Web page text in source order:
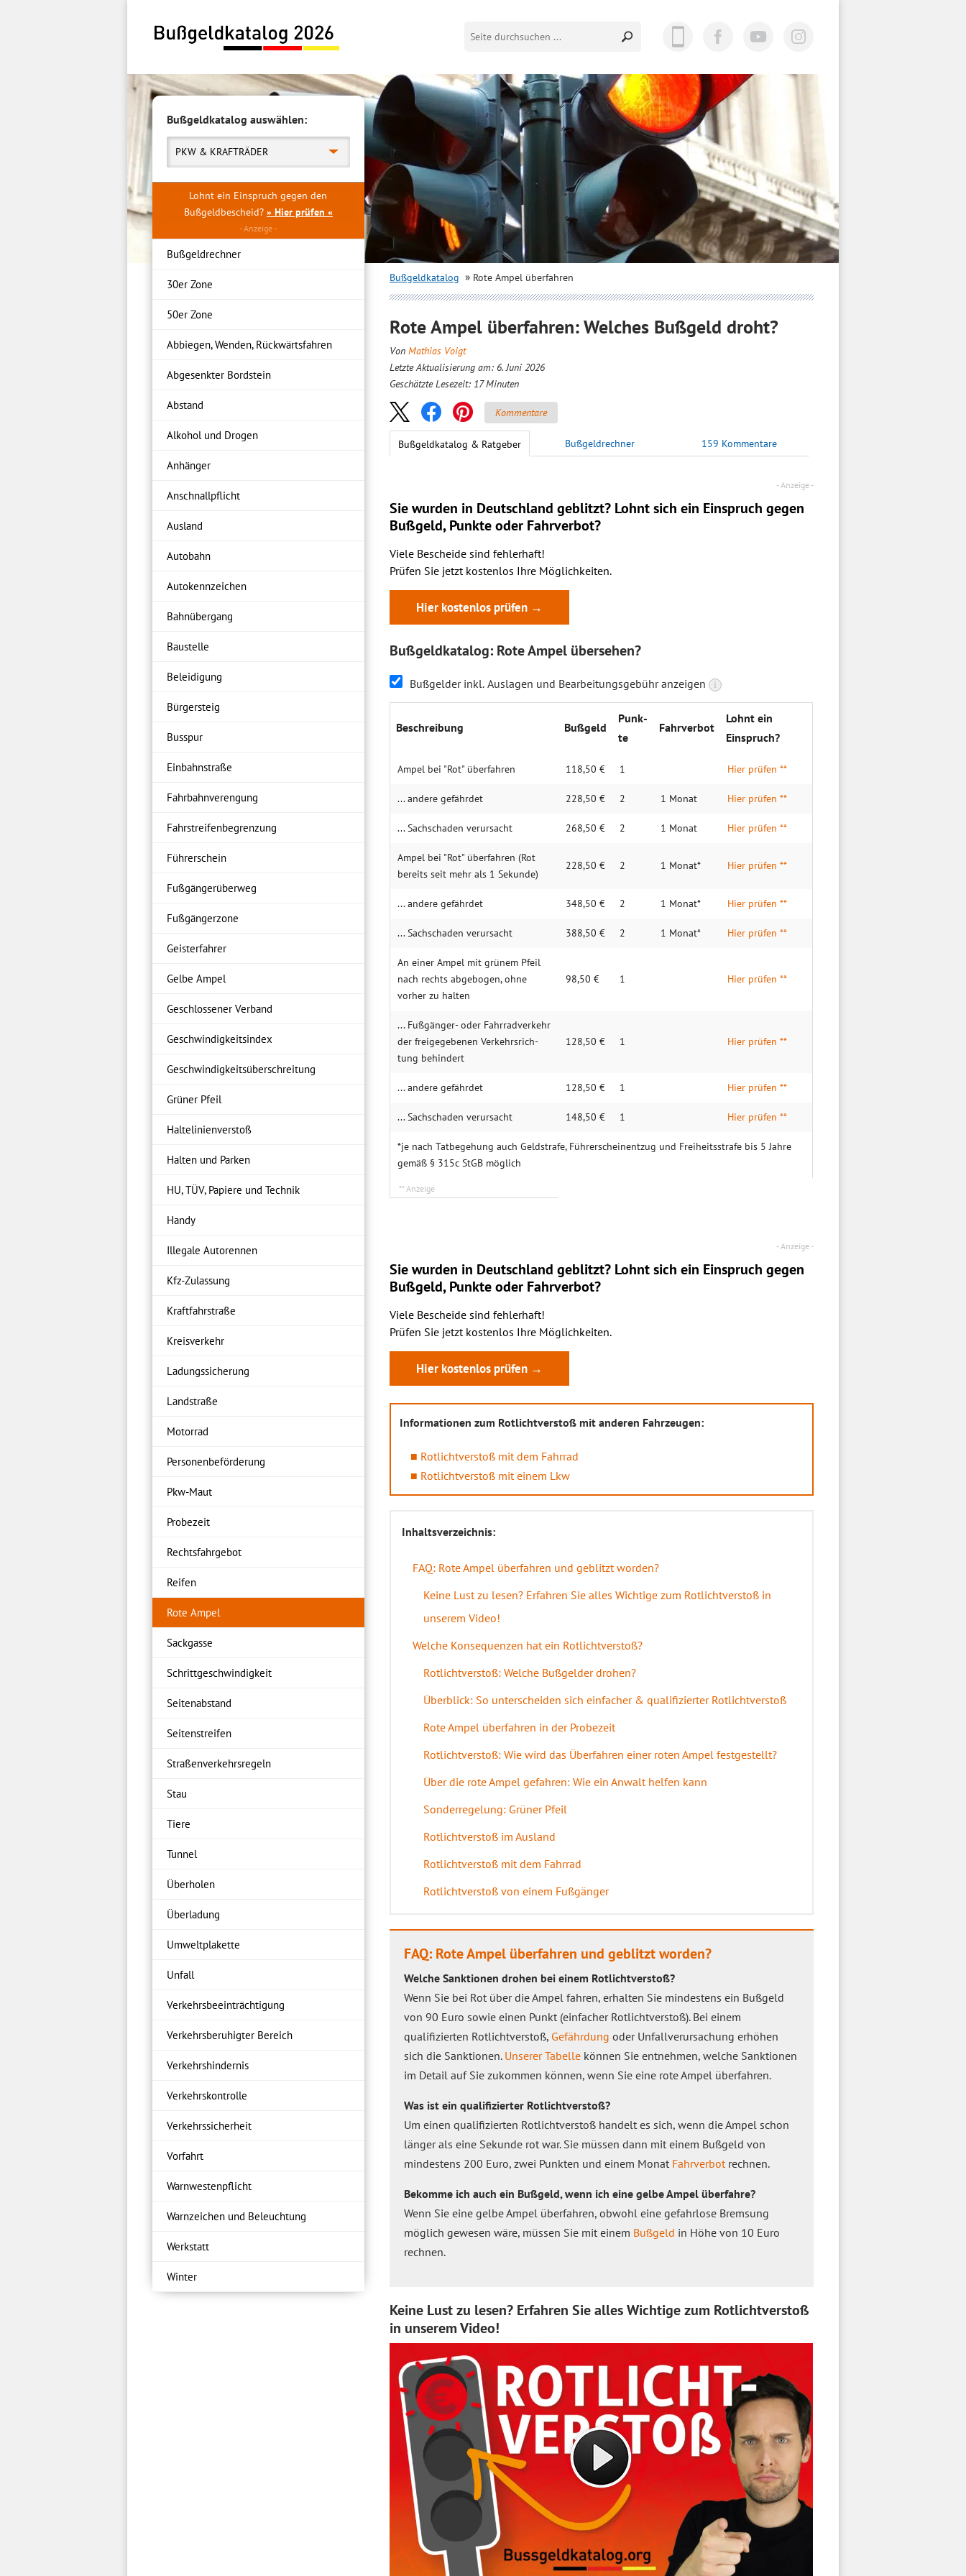
Bußgeldkatalog auswählen:
PKW & KRAFTRÄDER
Lohnt ein Einspruch gegen den
Bußgeldbescheid? » Hier prüfen «
Bußgeldrechner
30er Zone
50er Zone
Abbiegen, Wenden, Rückwärtsfahren
Abgesenkter Bordstein
Abstand
Alkohol und Drogen
Anhänger
Anschnallpflicht
Ausland
Autobahn
Autokennzeichen
Bahnübergang
Baustelle
Beleidigung
Bürgersteig
Busspur
Einbahnstraße
Fahrbahnverengung
Fahrstreifenbegrenzung
Führerschein
Fußgängerüberweg
Fußgängerzone
Geisterfahrer
Gelbe Ampel
Geschlossener Verband
Geschwindigkeitsindex
Geschwindigkeitsüberschreitung
Grüner Pfeil
Haltelinienverstoß
Halten und Parken
HU, TÜV, Papiere und Technik
Handy
Illegale Autorennen
Kfz-Zulassung
Kraftfahrstraße
Kreisverkehr
Ladungssicherung
Landstraße
Motorrad
Personenbeförderung
Pkw-Maut
Probezeit
Rechtsfahrgebot
Reifen
Rote Ampel
Sackgasse
Schrittgeschwindigkeit
Seitenabstand
Seitenstreifen
Straßenverkehrsregeln
Stau
Tiere
Tunnel
Überholen
Überladung
Umweltplakette
Unfall
Verkehrsbeeinträchtigung
Verkehrsberuhigter Bereich
Verkehrshindernis
Verkehrskontrolle
Verkehrssicherheit
Vorfahrt
Warnwestenpflicht
Warnzeichen und Beleuchtung
Werkstatt
Winter
Bußgeldkatalog Rote Ampel überfahren
Rote Ampel überfahren: Welches Bußgeld droht?
Von Mathias Voigt
Letzte Aktualisierung am: 6. Juni 2026
Geschätzte Lesezeit: 17 Minuten
Kommentare
Bußgeldkatalog & Ratgeber Bußgeldrechner 159 Kommentare
Sie wurden in Deutschland geblitzt? Lohnt sich ein Einspruch gegen
Bußgeld, Punkte oder Fahrverbot?
Viele Bescheide sind fehlerhaft!
Prüfen Sie jetzt kostenlos Ihre Möglichkeiten.
Hier kostenlos prüfen →
Bußgeldkatalog: Rote Ampel übersehen?
Bußgelder inkl. Auslagen und Bearbeitungsgebühr anzeigen i
Beschrei­bung Buß­geld
Punk­
te
Fahrverbot
Lohnt ein
Einspruch?
Ampel bei "Rot" über­fahren 118,50 € 1 Hier prüfen **
... andere gefährdet 228,50 € 2 1 Monat Hier prüfen **
... Sachschaden verursacht 268,50 € 2 1 Monat Hier prüfen **
Am­pel bei "Rot" über­fahren (Rot
bereits seit mehr als 1 Sek­unde)
228,50 € 2 1 Monat* Hier prüfen **
... andere gefährdet 348,50 € 2 1 Monat* Hier prüfen **
... Sach­schaden verur­sacht 388,50 € 2 1 Monat* Hier prüfen **
An einer Ampel mit grünem Pfeil
nach rechts abge­bogen, ohne
vorher zu halten
98,50 € 1 Hier prüfen **
... Fuß­gänger- oder Fahr­rad­ver­kehr
der frei­gege­benen Ver­kehrs­rich­
tung behin­dert
128,50 € 1 Hier prüfen **
... andere gefährdet 128,50 € 1 Hier prüfen **
... Sach­schaden verur­sacht 148,50 € 1 Hier prüfen **
*je nach Tatbegehung auch Geldstrafe, Führerscheinentzug und Freiheitsstrafe bis 5 Jahre
gemäß § 315c StGB möglich
Sie wurden in Deutschland geblitzt? Lohnt sich ein Einspruch gegen
Bußgeld, Punkte oder Fahrverbot?
Viele Bescheide sind fehlerhaft!
Prüfen Sie jetzt kostenlos Ihre Möglichkeiten.
Hier kostenlos prüfen →
Informationen zum Rotlichtverstoß mit anderen Fahrzeugen:
Rotlichtverstoß mit dem Fahrrad
Rotlichtverstoß mit einem Lkw
Inhaltsverzeichnis:
FAQ: Rote Ampel überfahren und geblitzt worden?
Keine Lust zu lesen? Erfahren Sie alles Wichtige zum Rotlichtverstoß in
unserem Video!
Welche Konsequenzen hat ein Rotlichtverstoß?
Rotlichtverstoß: Welche Bußgelder drohen?
Überblick: So unterscheiden sich einfacher & qualifizierter Rotlichtverstoß
Rote Ampel überfahren in der Probezeit
Rotlichtverstoß: Wie wird das Überfahren einer roten Ampel festgestellt?
Über die rote Ampel gefahren: Wie ein Anwalt helfen kann
Sonderregelung: Grüner Pfeil
Rotlichtverstoß im Ausland
Rotlichtverstoß mit dem Fahrrad
Rotlichtverstoß von einem Fußgänger
FAQ: Rote Ampel überfahren und geblitzt worden?
Welche Sanktionen drohen bei einem Rotlichtverstoß?
Wenn Sie bei Rot über die Ampel fahren, erhalten Sie mindestens ein Bußgeld
von 90 Euro sowie einen Punkt (einfacher Rotlichtverstoß). Bei einem
qualifizierten Rotlichtverstoß, Gefährdung oder Unfallverursachung erhöhen
sich die Sanktionen. Unserer Tabellekönnen Sie entnehmen, welche Sanktionen
im Detail auf Sie zukommen können, wenn Sie eine rote Ampel überfahren.
Was ist ein qualifizierter Rotlichtverstoß?
Um einen qualifizierten Rotlichtverstoß handelt es sich, wenn die Ampel schon
länger als eine Sekunde rot war. Sie müssen dann mit einem Bußgeld von
mindestens 200 Euro, zwei Punkten und einem Monat Fahrverbotrechnen.
Bekomme ich auch ein Bußgeld, wenn ich eine gelbe Ampel überfahre?
Wenn Sie eine gelbe Ampel überfahren, obwohl eine gefahrlose Bremsung
möglich gewesen wäre, müssen Sie mit einem Bußgeld in Höhe von 10 Euro
rechnen.
Keine Lust zu lesen? Erfahren Sie alles Wichtige zum Rotlichtverstoß
in unserem Video!